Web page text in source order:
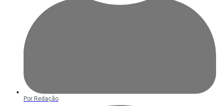
Por Redação